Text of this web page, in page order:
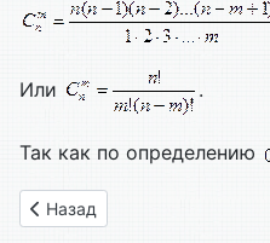
Или .
Так как по определению
Предыдущий: 2.1.
Назад